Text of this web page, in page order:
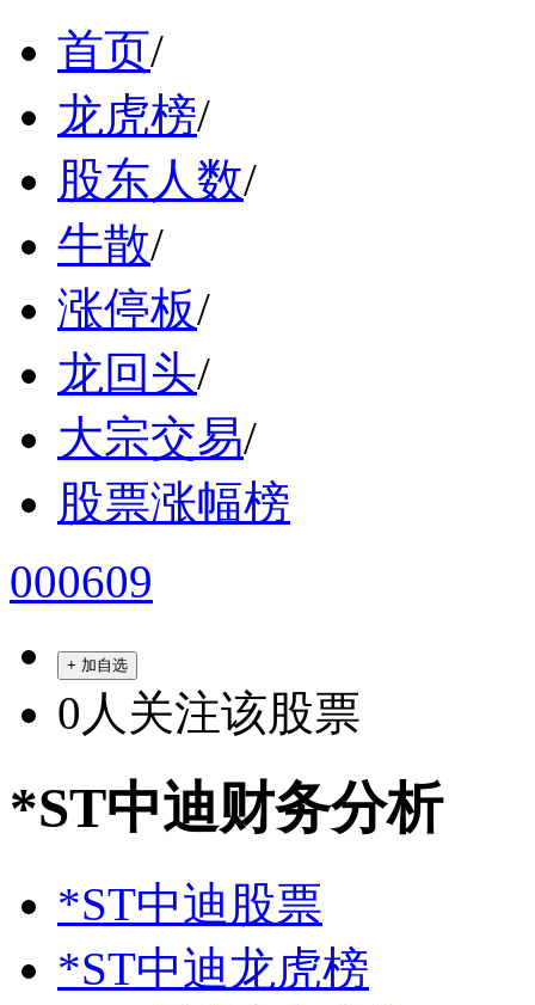
首页/
龙虎榜/
股东人数/
牛散/
涨停板/
龙回头/
大宗交易/
股票涨幅榜
000609
+ 加自选
0 人关注该股票
*ST中迪财务分析
*ST中迪股票
*ST中迪龙虎榜